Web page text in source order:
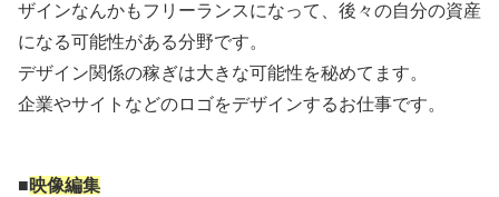
ザインなんかもフリーランスになって、後々の自分の資産
になる可能性がある分野です。
デザイン関係の稼ぎは大きな可能性を秘めてます。
企業やサイトなどのロゴをデザインするお仕事です。
■映像編集